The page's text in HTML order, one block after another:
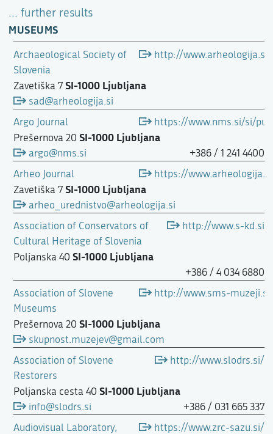
... further results
MUSEUMS
http://www.arheologija.si
Archaeological Society of
Slovenia
Zavetiška 7 SI-1000 Ljubljana
sad@arheologija.si
https://www.nms.si/si/
Argo Journal
Prešernova 20 SI-1000 Ljubljana
+386 / 1 241 4400
argo@nms.si
https://
Arheo Journal
Zavetiška 7 SI-1000 Ljubljana
arheo_urednistvo@arheologija.si
http://www.s-kd.si
Association of Conservators of
Cultural Heritage of Slovenia
Poljanska 40 SI-1000 Ljubljana
+386 / 4 034 6880
http://www.sms-
Association of Slovene
Museums
Prešernova 20 SI-1000 Ljubljana
skupnost.muzejev@gmail.com
http://www.slodrs.si/
Association of Slovene
Restorers
Poljanska cesta 40 SI-1000 Ljubljana
+386 / 031 665 337
info@slodrs.si
https://www.zrc-sazu.si/sl
Audiovisual Laboratory,